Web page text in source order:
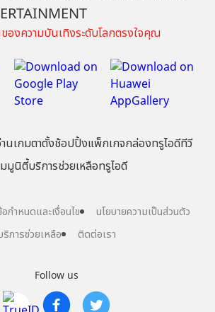
Follow us
องความบันเทิงระดับโลกตรงใจคุณ
นเกมตาตั้งช้อปปิ้งแพ็กเกจกล่องทรูไอดีทีวี
มูนิตี้บริการช่วยเหลือทรูไอดี
กำหนดและเงื่อนไข
นโยบายความเป็นส่วนตัว
ริการช่วยเหลือ
ติดต่อเรา